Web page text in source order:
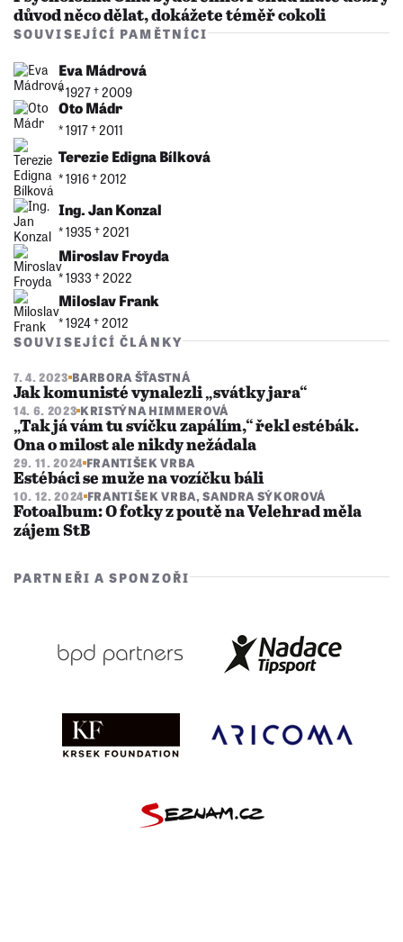
důvod něco dělat, dokážete téměř cokoli
SOUVISEJÍCÍ PAMĚTNÍCI
Eva Mádrová
* 1927 †︎ 2009
Oto Mádr
* 1917 †︎ 2011
Terezie Edigna Bílková
* 1916 †︎ 2012
Ing. Jan Konzal
* 1935 †︎ 2021
Miroslav Froyda
* 1933 †︎ 2022
Miloslav Frank
* 1924 †︎ 2012
SOUVISEJÍCÍ ČLÁNKY
7. 4. 2023 BARBORA ŠŤASTNÁ
Jak komunisté vynalezli „svátky jara“
14. 6. 2023 KRISTÝNA HIMMEROVÁ
„Tak já vám tu svíčku zapálím,“ řekl estébák.
Ona o milost ale nikdy nežádala
29. 11. 2024 FRANTIŠEK VRBA
Estébáci se muže na vozíčku báli
10. 12. 2024 FRANTIŠEK VRBA,SANDRA SÝKOROVÁ
Fotoalbum: O fotky z poutě na Velehrad měla
zájem StB
PARTNEŘI A SPONZOŘI